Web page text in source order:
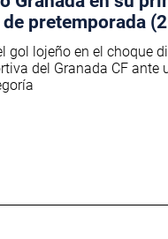
pretemporada
gol lojeño en el choque
del Granada CF ante